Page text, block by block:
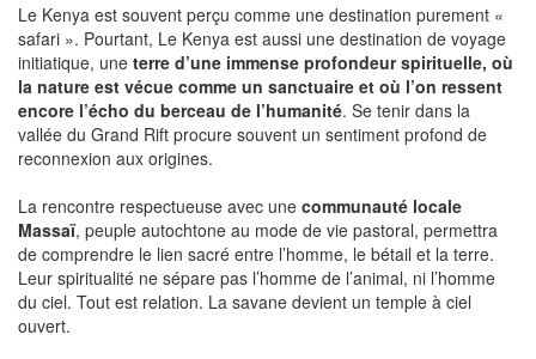
Le Kenya est souvent perçu comme une destination purement «
safari ». Pourtant, Le Kenya est aussi une destination de voyage
initiatique, une terre d’une immense profondeur spirituelle, où
la nature est vécue comme un sanctuaire et où l’on ressent
encore l’écho du berceau de l’humanité. Se tenir dans la
vallée du Grand Rift procure souvent un sentiment profond de
reconnexion aux origines.
La rencontre respectueuse avec une communauté locale
Massaï, peuple autochtone au mode de vie pastoral, permettra
de comprendre le lien sacré entre l’homme, le bétail et la terre.
Leur spiritualité ne sépare pas l’homme de l’animal, ni l’homme
du ciel. Tout est relation. La savane devient un temple à ciel
ouvert.